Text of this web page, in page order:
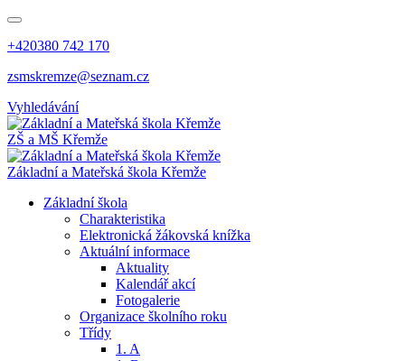
+420380 742 170
zsmskremze@seznam.cz
Vyhledávání
ZŠ a MŠ Křemže
Základní a Mateřská škola Křemže
Základní škola
Charakteristika
Elektronická žákovská knížka
Aktuální informace
Aktuality
Kalendář akcí
Fotogalerie
Organizace školního roku
Třídy
1. A